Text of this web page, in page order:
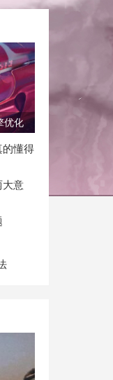
优化
的懂得
大意